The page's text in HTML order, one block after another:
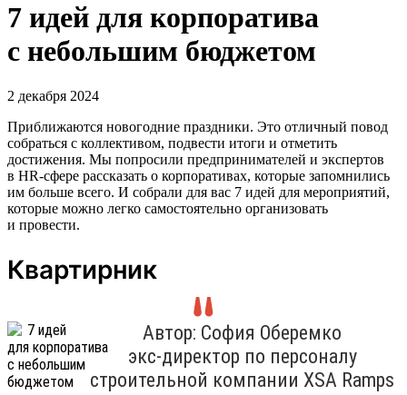
7 идей для корпоратива
с небольшим бюджетом
2 декабря 2024
Приближаются новогодние праздники. Это отличный повод
собраться с коллективом, подвести итоги и отметить
достижения. Мы попросили предпринимателей и экспертов
в HR-сфере рассказать о корпоративах, которые запомнились
им больше всего. И собрали для вас 7 идей для мероприятий,
которые можно легко самостоятельно организовать
и провести.
Квартирник
Автор: София Оберемко
экс-директор по персоналу
строительной компании XSA Ramps